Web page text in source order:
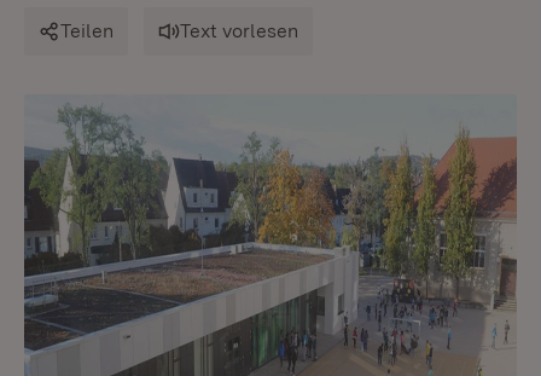
Teilen Text vorlesen